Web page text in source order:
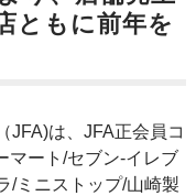
ともに前年を
は、JFA正会員コ
マート/セブン-イレブ
/ミニストップ/山崎製